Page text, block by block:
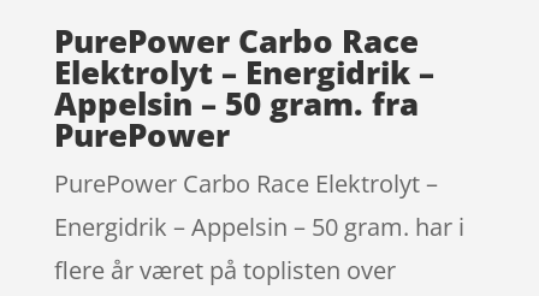
PurePower Carbo Race
Elektrolyt – Energidrik –
Appelsin – 50 gram. fra
PurePower
PurePower Carbo Race Elektrolyt –
Energidrik – Appelsin – 50 gram. har i
flere år været på toplisten over